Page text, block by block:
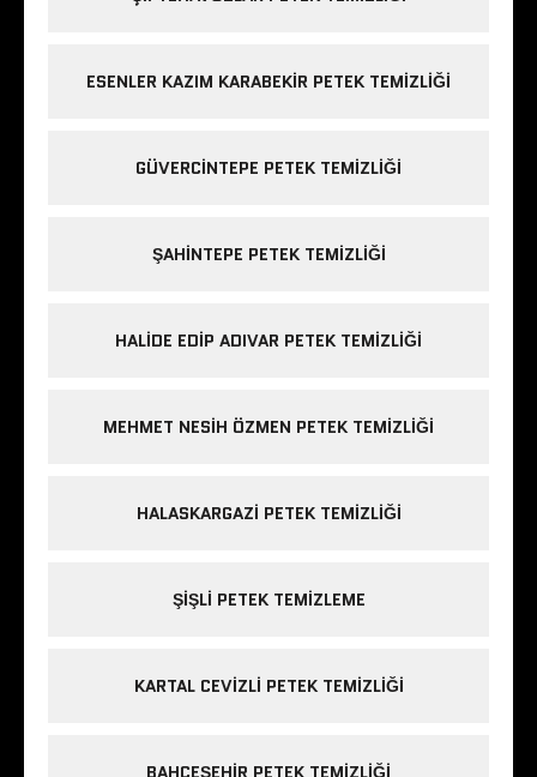
ESENLER KAZIM KARABEKIR PETEK TEMIZLIĞI
GÜVERCINTEPE PETEK TEMIZLIĞI
ŞAHINTEPE PETEK TEMIZLIĞI
HALIDE EDIP ADIVAR PETEK TEMIZLIĞI
MEHMET NESIH ÖZMEN PETEK TEMIZLIĞI
HALASKARGAZI PETEK TEMIZLIĞI
ŞIŞLI PETEK TEMIZLEME
KARTAL CEVIZLI PETEK TEMIZLIĞI
BAHÇEŞEHIR PETEK TEMIZLIĞI